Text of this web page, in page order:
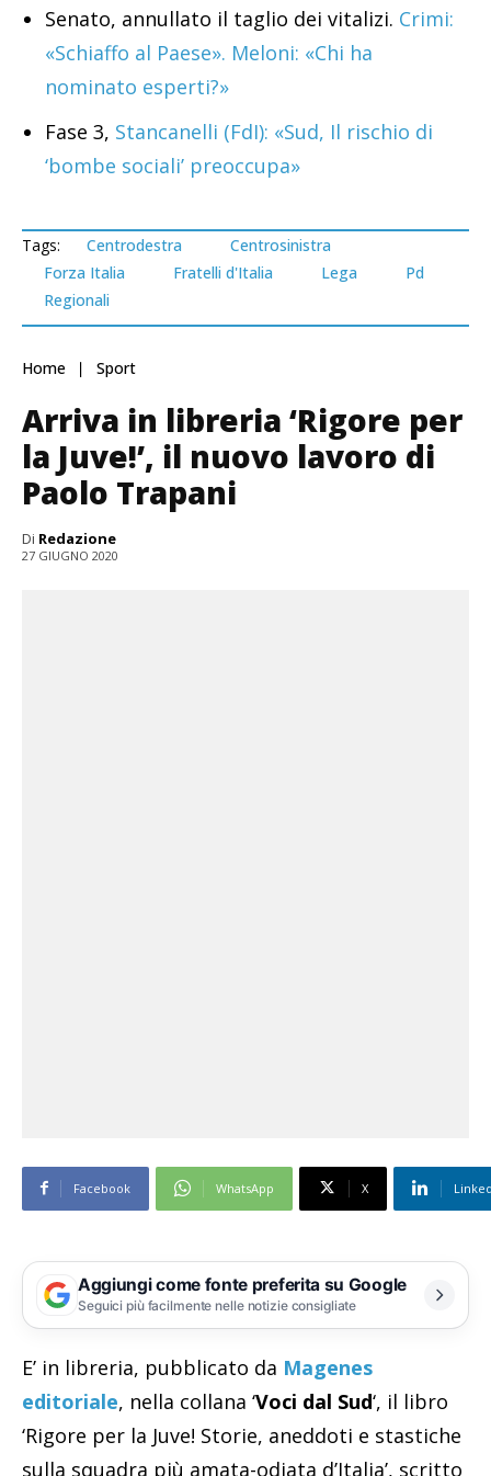
Senato, annullato il taglio dei vitalizi. Crimi:
«Schiaffo al Paese». Meloni: «Chi ha
nominato esperti?»
Fase 3, Stancanelli (FdI): «Sud, Il rischio di
‘bombe sociali’ preoccupa»
Tags: Centrodestra
Centrosinistra
Forza Italia
Fratelli d'Italia Lega
Pd
Regionali
Home Sport
Arriva in libreria ‘Rigore per
la Juve!’, il nuovo lavoro di
Paolo Trapani
Di Redazione
27 GIUGNO 2020
Facebook WhatsApp X
Aggiungi come fonte preferita su Google
Seguici più facilmente nelle notizie consigliate
E’ in libreria, pubblicato da Magenes
editoriale, nella collana ‘Voci dal Sud‘, il libro
‘Rigore per la Juve! Storie, aneddoti e stastiche
sulla squadra più amata-odiata d’Italia’, scritto